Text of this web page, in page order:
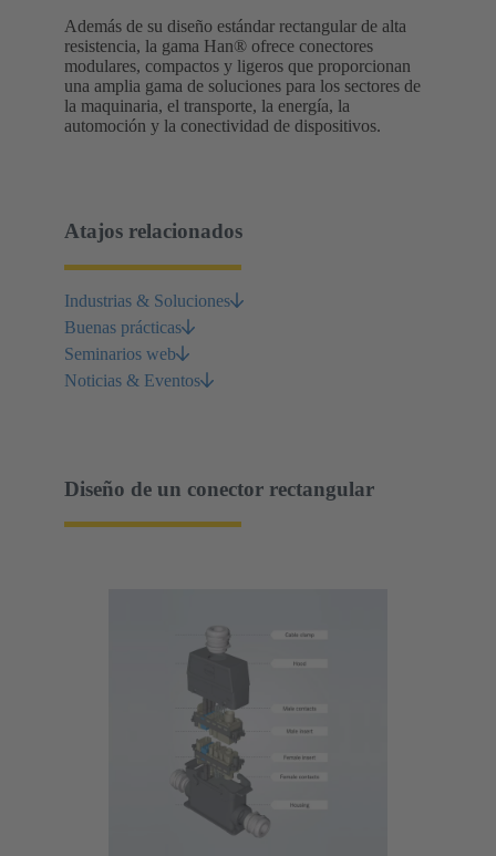
Además de su diseño estándar rectangular de alta
resistencia, la gama Han® ofrece conectores
modulares, compactos y ligeros que proporcionan
una amplia gama de soluciones para los sectores de
la maquinaria, el transporte, la energía, la
automoción y la conectividad de dispositivos.
Atajos relacionados
Industrias & Soluciones
Buenas prácticas
Seminarios web
Noticias & Eventos
Diseño de un conector rectangular